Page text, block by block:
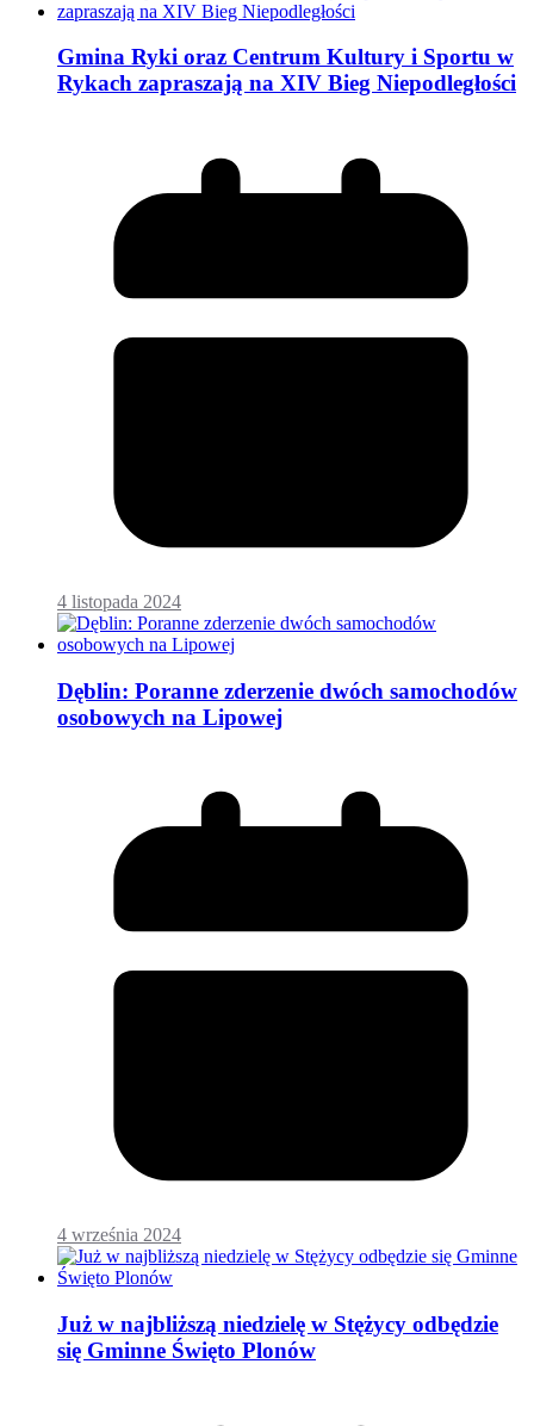
Gmina Ryki oraz Centrum Kultury i Sportu w
Rykach zapraszają na XIV Bieg Niepodległości
4 listopada 2024
Dęblin: Poranne zderzenie dwóch samochodów
osobowych na Lipowej
4 września 2024
Już w najbliższą niedzielę w Stężycy odbędzie
się Gminne Święto Plonów